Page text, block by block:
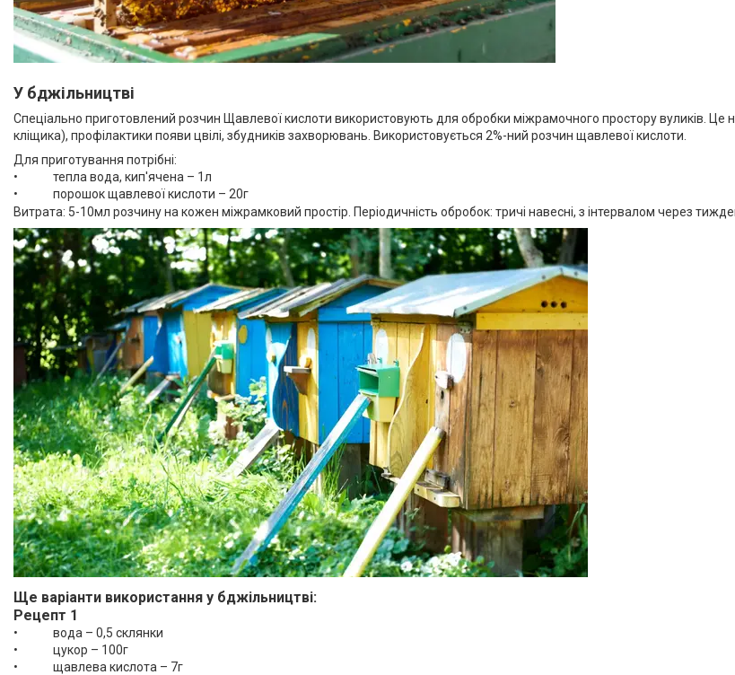
У бджільництві
Спеціально приготовлений розчин Щавлевої кислоти використовують для обробки міжрамочного простору вуликів. Це
кліщика), профілактики появи цвілі, збудників захворювань. Використовується 2%-ний розчин щавлевої кислоти.
Для приготування потрібні:
• тепла вода, кип'ячена – 1л
• порошок щавлевої кислоти – 20г
Витрата: 5-10мл розчину на кожен міжрамковий простір. Періодичність обробок: тричі навесні, з інтервалом через
Ще варіанти використання у бджільництві:
Рецепт 1
• вода – 0,5 склянки
• цукор – 100г
• щавлева кислота – 7г